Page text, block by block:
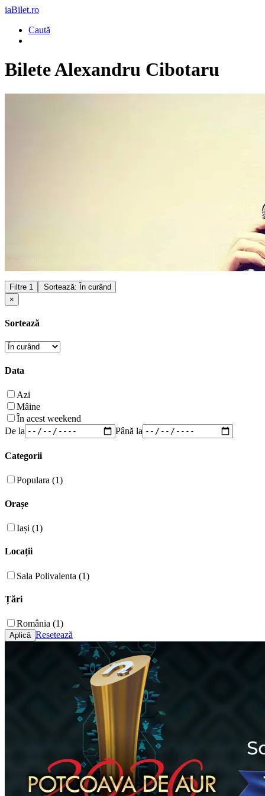
iaBilet.ro
Caută
BileteAlexandru Cibotaru
Filtre 1
Sortează: În curând
×
Sortează
Data
Azi
Mâine
În acest weekend
De la
Până la
Categorii
Populara (1)
Orașe
Iași (1)
Locații
Sala Polivalenta (1)
Țări
România (1)
Resetează